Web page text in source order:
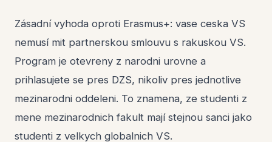
Zásadní vyhoda oproti Erasmus+: vase ceska VS
nemusí mit partnerskou smlouvu s rakuskou VS.
Program je otevreny z narodni urovne a
prihlasujete se pres DZS, nikoliv pres jednotlive
mezinarodni oddeleni. To znamena, ze studenti z
mene mezinarodnich fakult mají stejnou sanci jako
studenti z velkych globalnich VS.